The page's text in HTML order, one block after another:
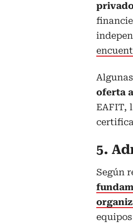
Algunas
oferta
EAFIT,
5.
Según